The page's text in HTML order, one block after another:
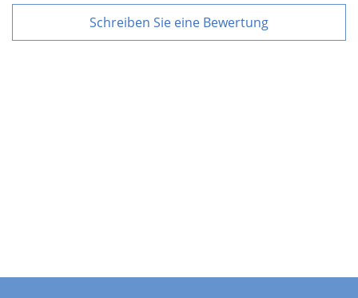
Schreiben Sie eine Bewertung